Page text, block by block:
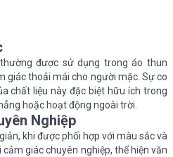
được sử dụng trong áo thun
giác thoải mái cho người mặc. Sự co
chất liệu này đặc biệt hữu ích trong
hoặc hoạt động ngoài trời.
Nghiệp
khi được phối hợp với màu sắc và
giác chuyên nghiệp, thể hiện văn